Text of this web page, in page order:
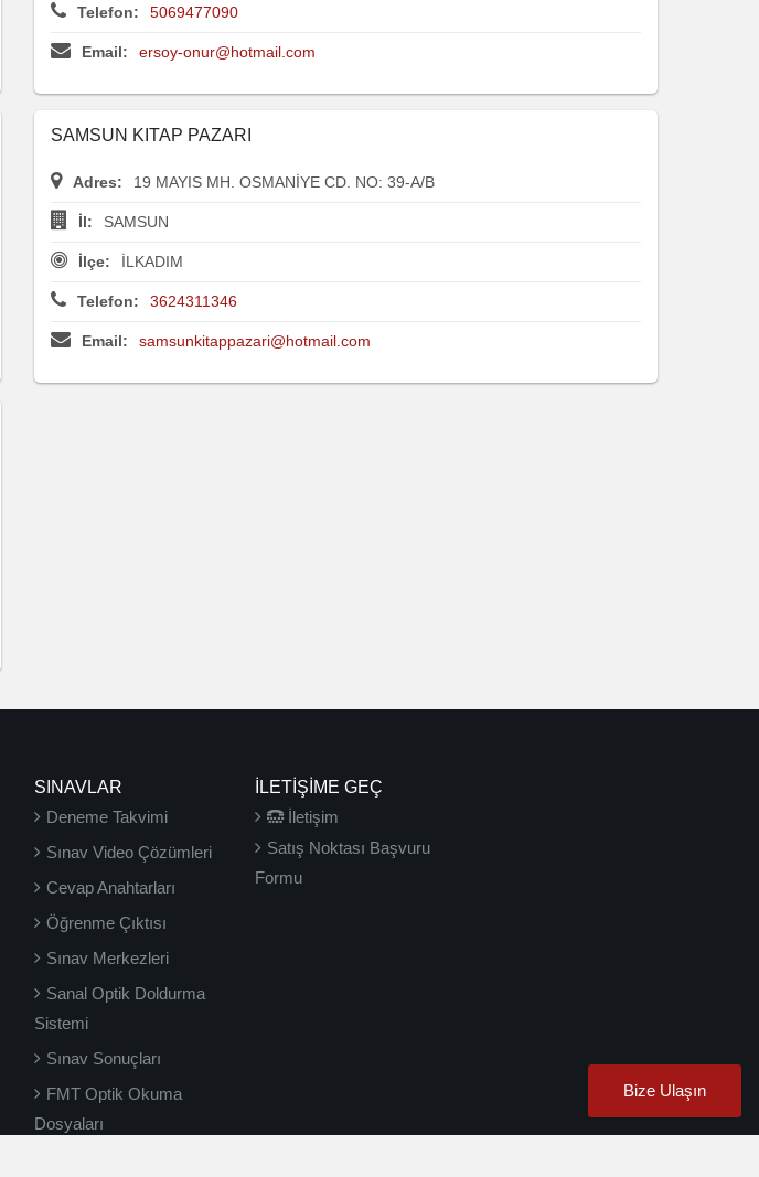
Telefon: 5069477090
Email: ersoy-onur@hotmail.com
SAMSUN KITAP PAZARI
Adres: 19 MAYIS MH. OSMANİYE CD. NO: 39-A/B
İl: SAMSUN
İlçe: İLKADIM
Telefon: 3624311346
Email: samsunkitappazari@hotmail.com
SINAVLAR
Deneme Takvimi
Sınav Video Çözümleri
Cevap Anahtarları
Öğrenme Çıktısı
Sınav Merkezleri
Sanal Optik Doldurma
Sistemi
Sınav Sonuçları
FMT Optik Okuma
Dosyaları
İLETIŞIME GEÇ
İletişim
Satış Noktası Başvuru
Formu
Bize Ulaşın